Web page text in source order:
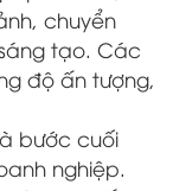
chuyển
tạo. Các
độ ấn tượng,
bước cuối
nghiệp.